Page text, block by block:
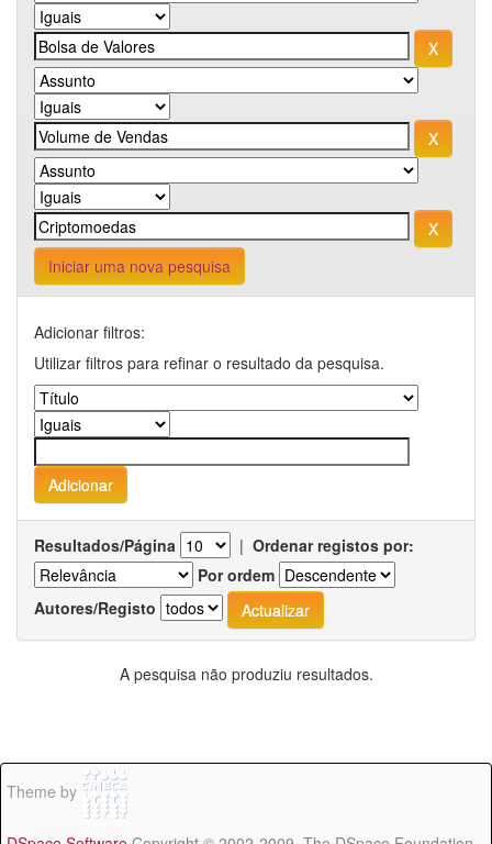
Iniciar uma nova pesquisa
Adicionar filtros:
Utilizar filtros para refinar o resultado da pesquisa.
Resultados/Página | Ordenar registos por:
Por ordem
Autores/Registo
A pesquisa não produziu resultados.
Theme by